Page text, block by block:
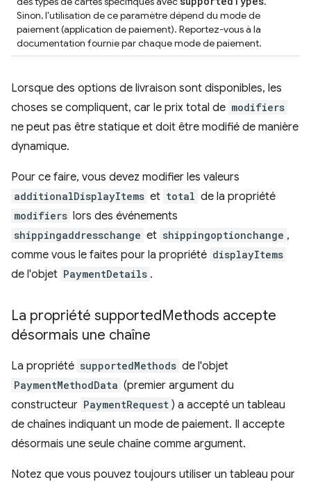
Sinon, l'utilisation de ce paramètre dépend du mode de
paiement (application de paiement). Reportez-vous à la
documentation fournie par chaque mode de paiement.
Lorsque des options de livraison sont disponibles, les
choses se compliquent, car le prix total de modifiers
ne peut pas être statique et doit être modifié de manière
dynamique.
Pour ce faire, vous devez modifier les valeurs
additionalDisplayItems et total de la propriété
modifiers lors des événements
shippingaddresschange et shippingoptionchange ,
comme vous le faites pour la propriété displayItems
de l'objet PaymentDetails .
La propriété supportedMethods accepte
désormais une chaîne
La propriété supportedMethods de l'objet
PaymentMethodData (premier argument du
constructeur PaymentRequest ) a accepté un tableau
de chaînes indiquant un mode de paiement. Il accepte
désormais une seule chaîne comme argument.
Notez que vous pouvez toujours utiliser un tableau pour